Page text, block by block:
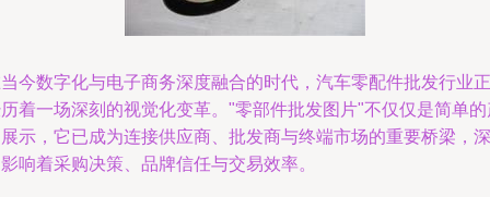
今数字化与电子商务深度融合的时代，汽车零配件批发行业正
着一场深刻的视觉化变革。"零部件批发图片"不仅仅是简单的
示，它已成为连接供应商、批发商与终端市场的重要桥梁，深
响着采购决策、品牌信任与交易效率。